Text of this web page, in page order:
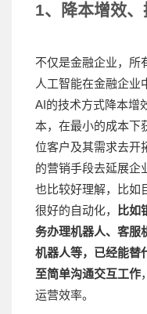
1、降本增效
不仅是金融企业，所
人工智能在金融企业
AI的技术方式降本增
本，在最小的成本下
位客户及其需求去开
的营销手段去延展企
也比较好理解，比如
很好的自动化，
比如
务办理机器人、客服
机器人等，已经能替
至简单沟通交互工作
运营效率。